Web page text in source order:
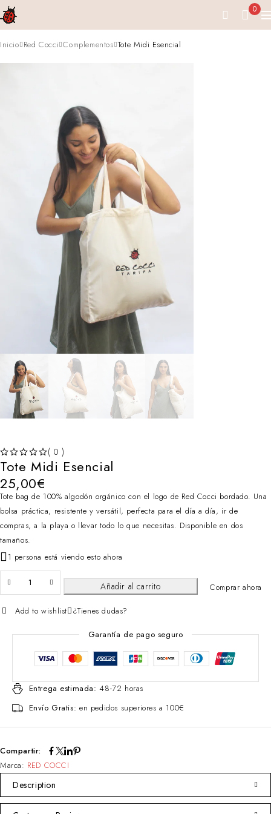
0
Inicio Red Cocci Complementos Tote Midi Esencial
( 0 )
Tote Midi Esencial
25,00€
Tote bag de 100% algodón orgánico con el logo de Red Cocci bordado. Una
bolsa práctica, resistente y versátil, perfecta para el día a día, ir de
compras, a la playa o llevar todo lo que necesitas. Disponible en dos
tamaños.
1 persona está viendo esto ahora
Añadir al carrito Comprar ahora
Add to wishlist ¿Tienes dudas?
Garantía de pago seguro
Entrega estimada: 48-72 horas
Envío Gratis: en pedidos superiores a 100€
Compartir:
Marca: RED COCCI
Description